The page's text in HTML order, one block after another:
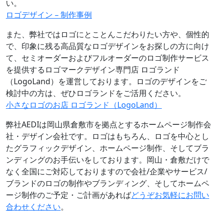
い。
ロゴデザイン – 制作事例
また、弊社ではロゴにとことんこだわりたい方や、個性的
で、印象に残る高品質なロゴデザインをお探しの方に向け
て、セミオーダーおよびフルオーダーのロゴ制作サービス
を提供するロゴマークデザイン専門店 ロゴランド
（LogoLand）を運営しております。ロゴのデザインをご
検討中の方は、ぜひロゴランドをご活用ください。
小さなロゴのお店 ロゴランド（LogoLand）
弊社AEDIは岡山県倉敷市を拠点とするホームページ制作会
社・デザイン会社です。ロゴはもちろん、ロゴを中心とし
たグラフィックデザイン、ホームページ制作、そしてブラ
ンディングのお手伝いをしております。岡山・倉敷だけで
なく全国にご対応しておりますので会社/企業やサービス/
ブランドのロゴの制作やブランディング、そしてホームペ
ージ制作のご予定・ご計画があればどうぞお気軽にお問い
合わせください。